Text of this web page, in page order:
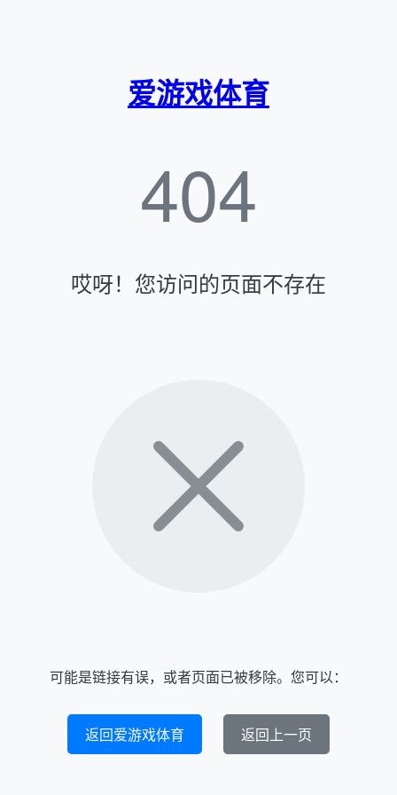
爱游戏体育
404
哎呀！您访问的页面不存在
可能是链接有误，或者页面已被移除。您可以：
返回爱游戏体育 返回上一页